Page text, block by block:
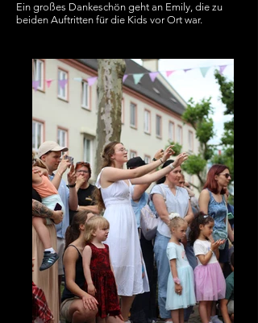
Ein großes Dankeschön geht an Emily, die zu
beiden Auftritten für die Kids vor Ort war.